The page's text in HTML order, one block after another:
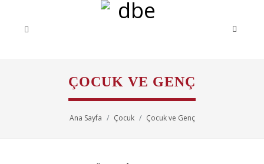
ÇOCUK VE GENÇ
Ana Sayfa Çocuk Çocuk ve Genç